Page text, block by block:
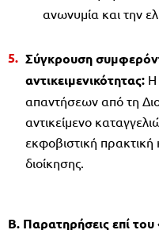
ανωνυμία και την
Σύγκρουση
αντικειμενικότητας: Η
απαντήσεων από τη
αντικείμενο
εκφοβιστική πρακτική
διοίκησης.
Β. Παρατηρήσεις επί